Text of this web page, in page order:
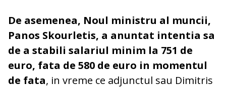
De asemenea, Noul ministru al muncii,
Panos Skourletis, a anuntat intentia sa
de a stabili salariul minim la 751 de
euro, fata de 580 de euro in momentul
de fata, in vreme ce adjunctul sau Dimitris